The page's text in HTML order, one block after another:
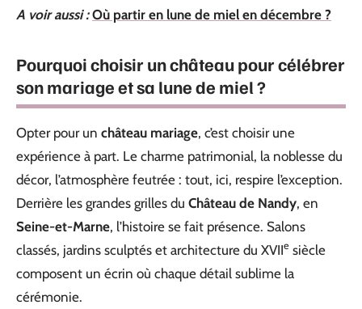
A voir aussi : Où partir en lune de miel en décembre ?
Pourquoi choisir un château pour célébrer
son mariage et sa lune de miel ?
Opter pour un château mariage, c’est choisir une
expérience à part. Le charme patrimonial, la noblesse du
décor, l’atmosphère feutrée : tout, ici, respire l’exception.
Derrière les grandes grilles du Château de Nandy, en
Seine-et-Marne, l’histoire se fait présence. Salons
classés, jardins sculptés et architecture du XVIIe siècle
composent un écrin où chaque détail sublime la
cérémonie.